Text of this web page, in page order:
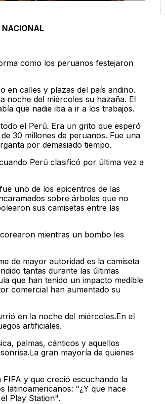
NACIONAL
como los peruanos festejaron
en calles y plazas del país andino.
noche del miércoles su hazaña. El
que nadie iba a ir a los trabajos.
el Perú. Era un grito que esperó
30 millones de peruanos. Fue una
por demasiado tiempo.
Perú clasificó por última vez a
uno de los epicentros de las
sobre árboles que no
sus camisetas entre las
mientras un bombo les
de mayor autoridad es la camiseta
tantas durante las últimas
que han tenido un impacto medible
comercial han aumentado su
en la noche del miércoles.En el
artificiales.
palmas, cánticos y aquellos
gran mayoría de quienes
y que creció escuchando la
latinoamericanos: "¿Y que hace
Play Station".